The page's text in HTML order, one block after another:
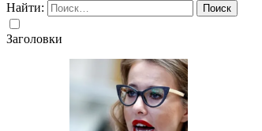
Найти:
Заголовки